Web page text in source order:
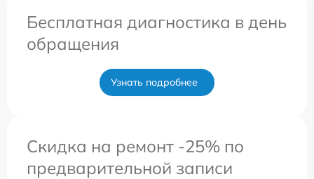
Бесплатная диагностика в день
обращения
Узнать подробнее
Скидка на ремонт -25% по
предварительной записи